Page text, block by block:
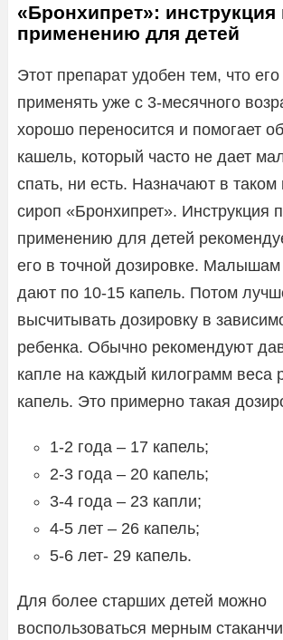
«Бронхипрет»: инструкция
применению для детей
Этот препарат удобен тем, что
применять уже с 3-месячного
хорошо переносится и помогает
кашель, который часто не дает
спать, ни есть. Назначают в таком
сироп «Бронхипрет». Инструкция
применению для детей
его в точной дозировке. Малышам
дают по 10-15 капель. Потом
высчитывать дозировку в
ребенка. Обычно рекомендуют
капле на каждый килограмм веса
капель. Это примерно такая
1-2 года – 17 капель;
2-3 года – 20 капель;
3-4 года – 23 капли;
4-5 лет – 26 капель;
5-6 лет- 29 капель.
Для более старших детей можно
воспользоваться мерным